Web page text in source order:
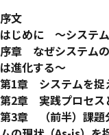
序文
はじめに 〜システ
システムの横軸と縦
システムとは、デザイ
複雑性全盛の時代の
序章 なぜシステム
は進化する〜
デザインすべきはシ
永遠に解消されない
今までのシステムの
第1章 システムを捉
システムのデザイン
レンズ①「森羅万象
第2章 実践プロセス
「システムのデザイ
第3章 （前半）課題